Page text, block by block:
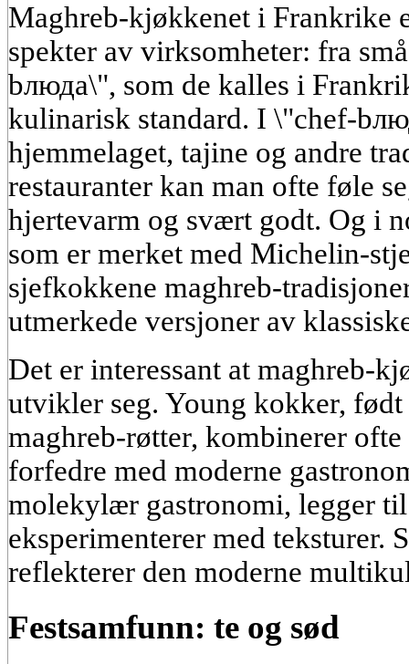
Maghreb-kjøkkenet i Frankrike
spekter av virksomheter: fra
bлюда\", som de kalles i
kulinarisk standard. I \"chef-
hjemmelaget, tajine og andre
restauranter kan man ofte føle
hjertevarm og svært godt. Og i
som er merket med Michelin-
sjefkokkene maghreb-
utmerkede versjoner av
Det er interessant at maghreb-
utvikler seg. Young kokker,
maghreb-røtter, kombinerer
forfedre med moderne
molekylær gastronomi, legger
eksperimenterer med teksturer.
reflekterer den moderne
Festsamfunn: te og sød